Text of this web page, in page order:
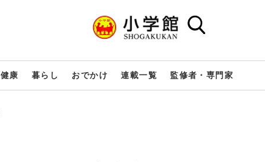
健康 暮らし おでかけ 連載一覧 監修者・専門家